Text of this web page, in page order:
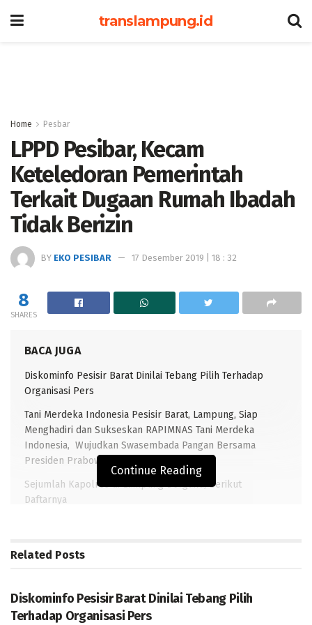
translampung.id
Home Pesbar
LPPD Pesibar, Kecam
Keteledoran Pemerintah
Terkait Dugaan Rumah Ibadah
Tidak Berizin
BY EKO PESIBAR 17 Desember 2019 | 18 : 32
8
SHARES
BACA JUGA
Diskominfo Pesisir Barat Dinilai Tebang Pilih Terhadap
Organisasi Pers
Tani Merdeka Indonesia Pesisir Barat, Lampung, Siap
Menghadiri dan Sukseskan RAPIMNAS Tani Merdeka
Indonesia, Wujudkan Swasembada Pangan Bersama
Presiden Prabowo
Sejumlah Kapolres di Lampung Berganti, Berikut
Daftarnya
TRANSLAMPUNG. COM, PESIBAR
-Lembaga pengawasan pembangunan daerah (LPPD),
Continue Reading
Related Posts
Diskominfo Pesisir Barat Dinilai Tebang Pilih
Terhadap Organisasi Pers